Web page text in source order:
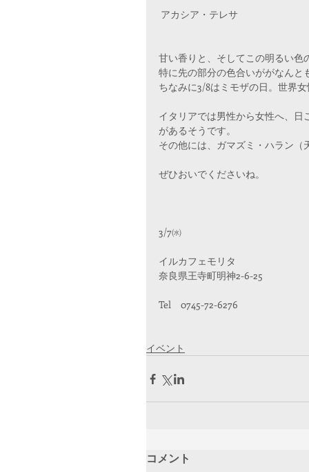
アカシア・テレサ
甘い香りと、そしてこの明るい色
特に先の部分の色合いががなんと
ちなみに3/8はミモザの日。世界
イタリアでは男性から女性へ、
があるそうです。
その他には、ガマズミ・ハラン（
ぜひおいでくださいね。
3/7㈬
イルカフェモリタ
奈良県王寺町明神2-6-25
Tel　0745-72-6276
イベント
コメント